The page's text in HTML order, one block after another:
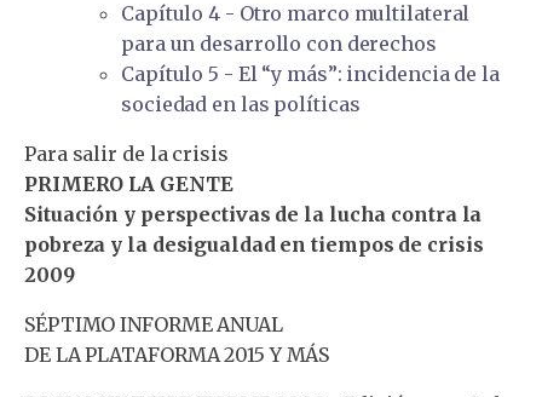
Capítulo 4 - Otro marco multilateral
para un desarrollo con derechos
Capítulo 5 - El “y más”: incidencia de la
sociedad en las políticas
Para salir de la crisis
PRIMERO LA GENTE
Situación y perspectivas de la lucha contra la
pobreza y la desigualdad en tiempos de crisis
2009
SÉPTIMO INFORME ANUAL
DE LA PLATAFORMA 2015 Y MÁS